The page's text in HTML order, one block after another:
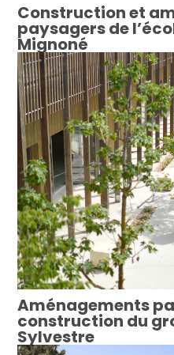
Construction et
paysagers de
Mignoné
Aménagements
construction du
Sylvestre